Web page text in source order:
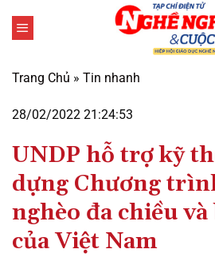
qua
dung
Trang Chủ » Tin nhanh
28/02/2022 21:24:53
UNDP hỗ trợ kỹ
dựng Chương
nghèo đa chiều
của Việt Nam